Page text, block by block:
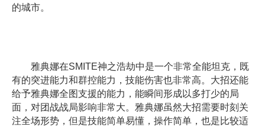
的城市。
雅典娜在SMITE神之浩劫中是一个非常全能坦克，既
有的突进能力和群控能力，技能伤害也非常高。大招还能
给予雅典娜全图支援的能力，能瞬间形成以多打少的局
面，对团战战局影响非常大。雅典娜虽然大招需要时刻关
注全场形势，但是技能简单易懂，操作简单，也是比较适